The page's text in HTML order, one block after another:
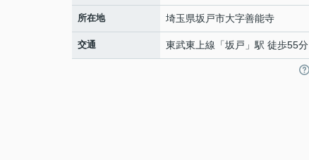
所在地 埼玉県坂戸市大字善能寺
交通 東武東上線 「坂戸 」駅 徒歩55分